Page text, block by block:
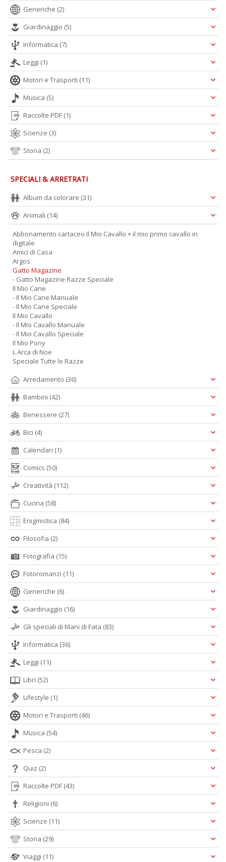
Generiche (2)
Giardinaggio (5)
Informatica (7)
Leggi (1)
Motori e Trasporti (11)
Musica (5)
Raccolte PDF (1)
Scienze (3)
Storia (2)
SPECIALI & ARRETRATI
Album da colorare (31)
Animali (14)
Abbonamento cartaceo Il Mio Cavallo + il mio primo cavallo in
digitale
Amici di Casa
Argos
Gatto Magazine
- Gatto Magazine Razze Speciale
Il Mio Cane
- Il Mio Cane Manuale
- Il Mio Cane Speciale
Il Mio Cavallo
- Il Mio Cavallo Manuale
- Il Mio Cavallo Speciale
Il Mio Pony
L Arca di Noe
Speciale Tutte le Razze
Arredamento (36)
Bambini (42)
Benessere (27)
Bici (4)
Calendari (1)
Comics (50)
Creatività (112)
Cucina (58)
Enigmistica (84)
Filosofia (2)
Fotografia (15)
Fotoromanzi (11)
Generiche (6)
Giardinaggio (16)
Gli speciali di Mani di Fata (83)
Informatica (36)
Leggi (11)
Libri (52)
Lifestyle (1)
Motori e Trasporti (46)
Musica (54)
Pesca (2)
Quiz (2)
Raccolte PDF (43)
Religioni (6)
Scienze (11)
Storia (29)
Viaggi (11)